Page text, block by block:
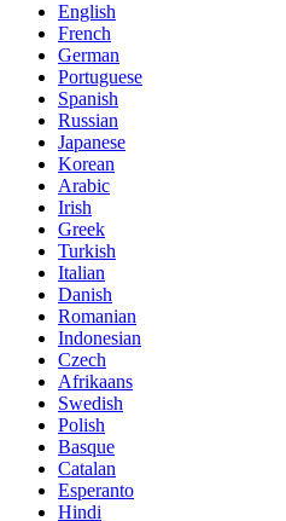
English
French
German
Portuguese
Spanish
Russian
Japanese
Korean
Arabic
Irish
Greek
Turkish
Italian
Danish
Romanian
Indonesian
Czech
Afrikaans
Swedish
Polish
Basque
Catalan
Esperanto
Hindi